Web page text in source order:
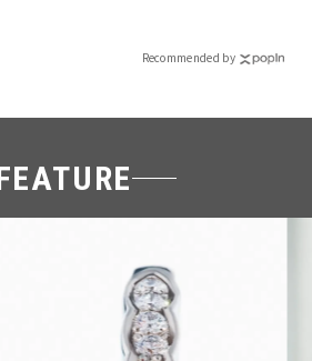
Recommended by